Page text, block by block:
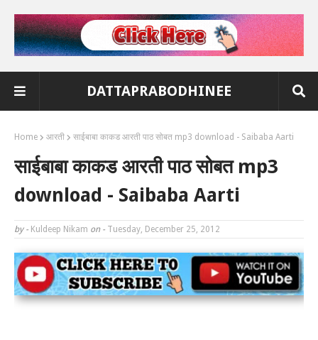
DATTAPRABODHINEE
Home आरती साईबाबा काकड आरती पाठ सोबत mp3 download - Saibaba Aarti
साईबाबा काकड आरती पाठ सोबत mp3
download - Saibaba Aarti
by - Kuldeep Nikam on - Tuesday, December 25, 2012